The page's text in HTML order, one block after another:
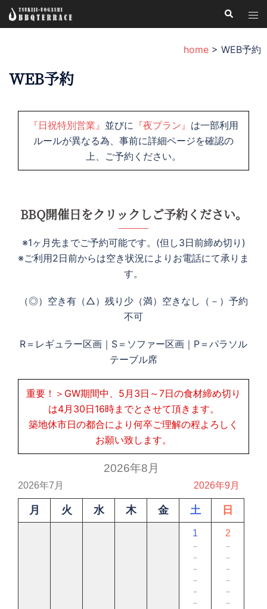
検
索
ト
グ
ル
home > WEB予約
WEB予約
『日祝特別営業』 並びに 『夜プラン』 は一部利用
ルールが異なる為、事前に詳細ページを確認の
上、ご予約ください。
BBQ開催日をクリックしご予約ください。
※1ヶ月先までご予約可能です。(但し3日前締め切り)
※ご利用2日前からは空き状況によりお電話にて承りま
す。
（◎）空き有（△）残り少（満）空きなし（－）予約
不可
R＝レギュラー区画｜S＝ソファー区画｜P＝パラソル
テーブル席
重要！＞GW期間中、5月3日～7日の食材締め切り
は4月30日16時までとさせて頂きます。
築地休市日の都合により何卒ご理解の程よろしく
お願い致します。
2026年8月
2026年7月 2026年9月
月 火 水 木 金 土 日
1
－
－
－
－
－
－
2
－
－
－
－
－
－